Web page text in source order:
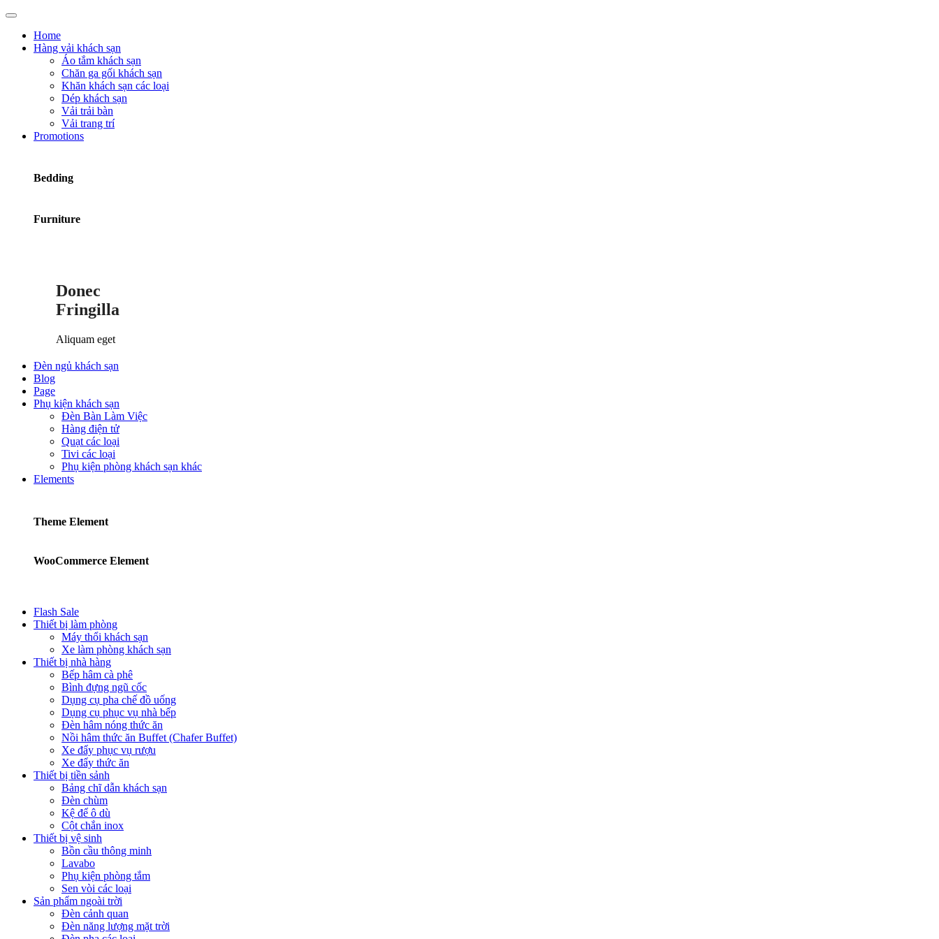
Home
Hàng vải khách sạn
Áo tắm khách sạn
Chăn ga gối khách sạn
Khăn khách sạn các loại
Dép khách sạn
Vải trải bàn
Vải trang trí
Promotions
Bedding
Furniture
Donec
Fringilla
Aliquam eget
Đèn ngủ khách sạn
Blog
Page
Phụ kiện khách sạn
Đèn Bàn Làm Việc
Hàng điện tử
Quạt các loại
Tivi các loại
Phụ kiện phòng khách sạn khác
Elements
Theme Element
WooCommerce Element
Flash Sale
Thiết bị làm phòng
Máy thổi khách sạn
Xe làm phòng khách sạn
Thiết bị nhà hàng
Bếp hâm cà phê
Bình đựng ngũ cốc
Dụng cụ pha chế đồ uống
Dụng cụ phục vụ nhà bếp
Đèn hâm nóng thức ăn
Nồi hâm thức ăn Buffet (Chafer Buffet)
Xe đẩy phục vụ rượu
Xe đẩy thức ăn
Thiết bị tiền sảnh
Bảng chĩ dẫn khách sạn
Đèn chùm
Kệ để ô dù
Cột chắn inox
Thiết bị vệ sinh
Bồn cầu thông minh
Lavabo
Phụ kiện phòng tắm
Sen vòi các loại
Sản phẩm ngoài trời
Đèn cảnh quan
Đèn năng lượng mặt trời